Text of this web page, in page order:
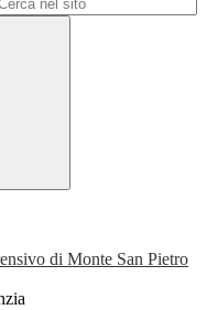
di Monte San Pietro